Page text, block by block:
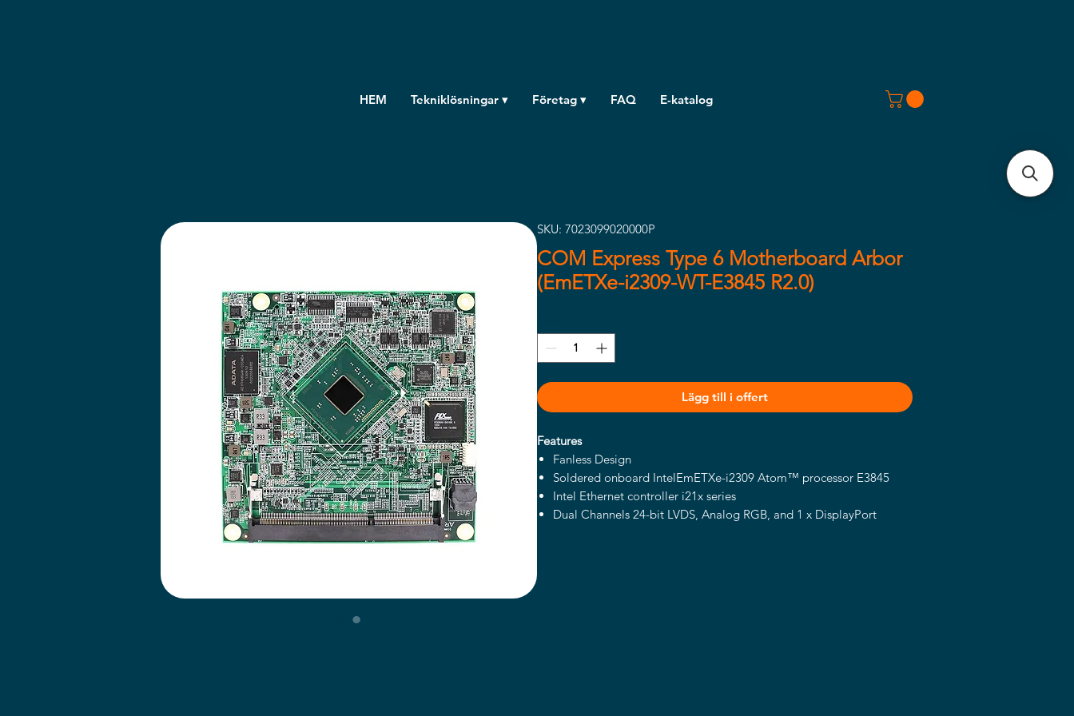
HEM Tekniklösningar ▾ Företag ▾ FAQ E-katalog
SKU: 7023099020000P
COM Express Type 6 Motherboard Arbor
(EmETXe-i2309-WT-E3845 R2.0)
Lägg till i offert
Features
Fanless Design
Soldered onboard IntelEmETXe-i2309 Atom™ processor E3845
Intel Ethernet controller i21x series
Dual Channels 24-bit LVDS, Analog RGB, and 1 x DisplayPort